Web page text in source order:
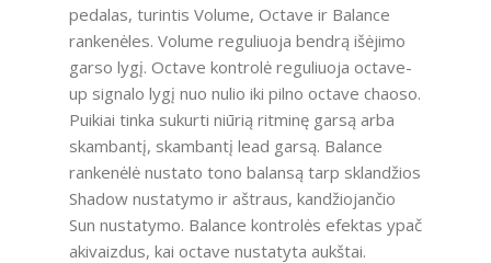
pedalas, turintis Volume, Octave ir Balance
rankenėles. Volume reguliuoja bendrą išėjimo
garso lygį. Octave kontrolė reguliuoja octave-
up signalo lygį nuo nulio iki pilno octave chaoso.
Puikiai tinka sukurti niūrią ritminę garsą arba
skambantį, skambantį lead garsą. Balance
rankenėlė nustato tono balansą tarp sklandžios
Shadow nustatymo ir aštraus, kandžiojančio
Sun nustatymo. Balance kontrolės efektas ypač
akivaizdus, kai octave nustatyta aukštai.